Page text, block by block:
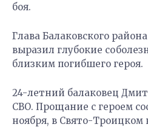
боя.
Глава Балаковского
выразил глубокие
близким погибшего героя.
24-летний балаковец
СВО. Прощание с героем
ноября, в Свято-Троицком